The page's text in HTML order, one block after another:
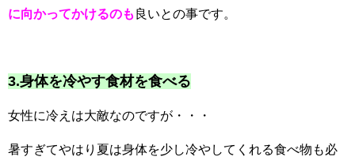
に向かってかけるのも 良いとの事です。
3.身体を冷やす食材を食べる
女性に冷えは大敵なのですが・・・
暑すぎてやはり夏は身体を少し冷やしてくれる食べ物も必